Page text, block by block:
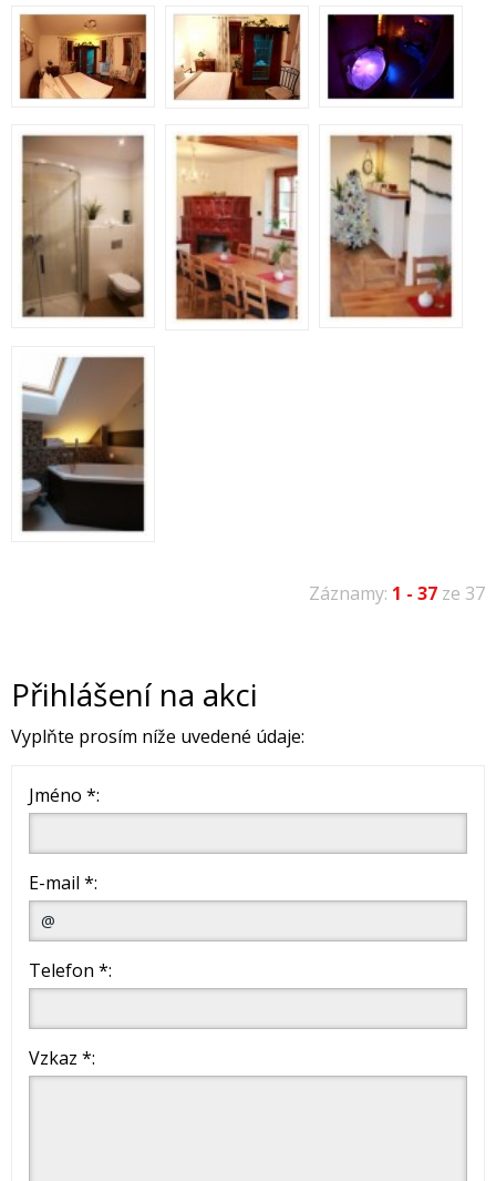
Záznamy: 1 - 37 ze 37
Přihlášení na akci
Vyplňte prosím níže uvedené údaje:
Jméno *:
E-mail *:
Telefon *:
Vzkaz *: